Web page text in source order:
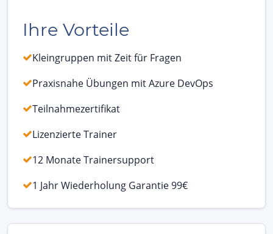
Ihre Vorteile
Kleingruppen mit Zeit für Fragen
Praxisnahe Übungen mit Azure DevOps
Teilnahmezertifikat
Lizenzierte Trainer
12 Monate Trainersupport
1 Jahr Wiederholung Garantie 99€